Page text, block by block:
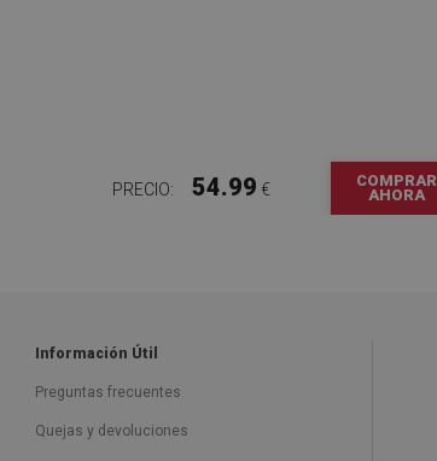
PRECIO: 54.99 €
COMPRAR
AHORA
Información Útil
Preguntas frecuentes
Quejas y devoluciones